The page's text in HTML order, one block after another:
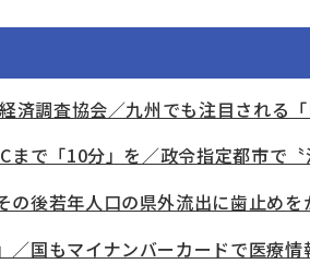
済調査協会／九州でも注目される
まで「10分」を／政令指定都市で
の後若年人口の県外流出に歯止め
／国もマイナンバーカードで医療